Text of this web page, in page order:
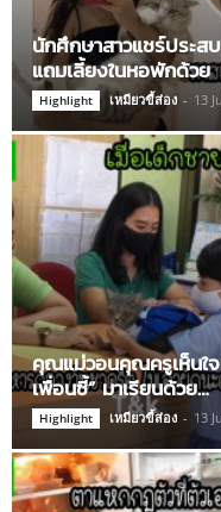
นักศึกษาสาวแชร์ประส
แถมเลี้ยงในหอพักด้วย
Highlight เหมียวขี้ส่อง - 13
คุณแม่วอนคุณครูเห็นใจ
เพื่อนซี้” มาเรียนด้วย…
Highlight เหมียวขี้ส่อง - 13